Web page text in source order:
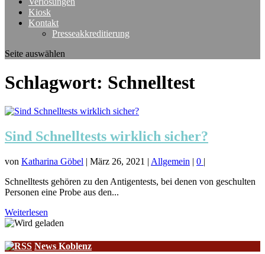
Kiosk
Kontakt
Presseakkreditierung
Seite auswählen
Schlagwort: Schnelltest
Sind Schnelltests wirklich sicher?
von Katharina Göbel | März 26, 2021 | Allgemein | 0 |
Schnelltests gehören zu den Antigentests, bei denen von geschulten
Personen eine Probe aus den...
Weiterlesen
News Koblenz